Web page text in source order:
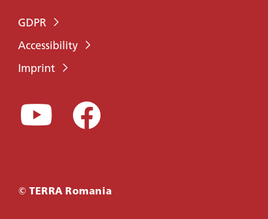
GDPR
Accessibility
Imprint
© TERRA Romania